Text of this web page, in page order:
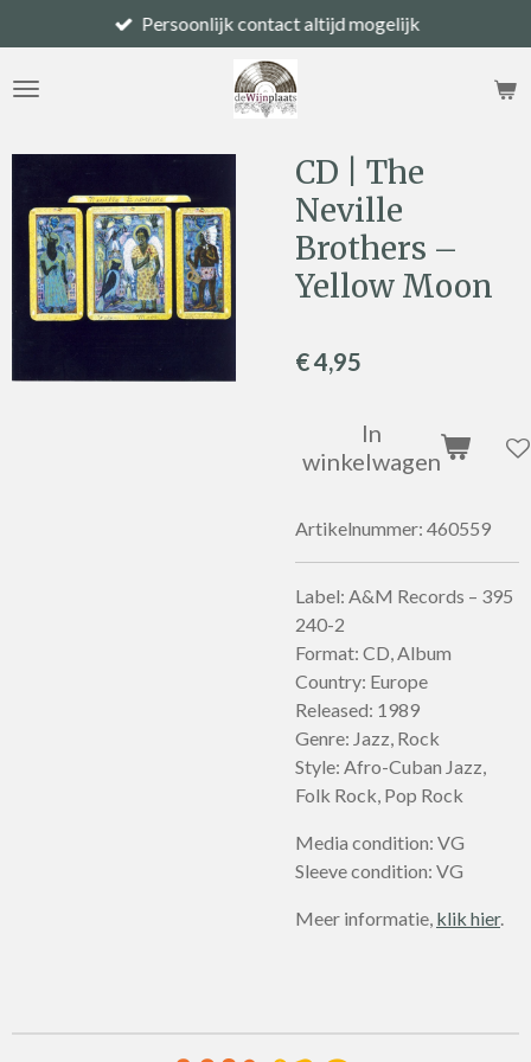
direct
naar
Persoonlijk contact altijd mogelijk
CD | The
Neville
Brothers –
Yellow Moon
€ 4,95
In
winkelwagen
Artikelnummer: 460559
Label: A&M Records – 395
240-2
Format: CD, Album
Country: Europe
Released: 1989
Genre: Jazz, Rock
Style: Afro-Cuban Jazz,
Folk Rock, Pop Rock
Media condition: VG
Sleeve condition: VG
Meer informatie, klik hier.